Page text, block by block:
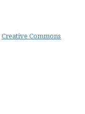
Creative Commons